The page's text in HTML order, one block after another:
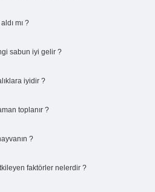
mı ?
sabun iyi gelir ?
iyidir ?
toplanır ?
?
faktörler nelerdir ?